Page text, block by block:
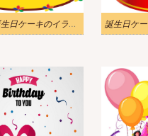
黄色の誕生日ケーキのイラスト